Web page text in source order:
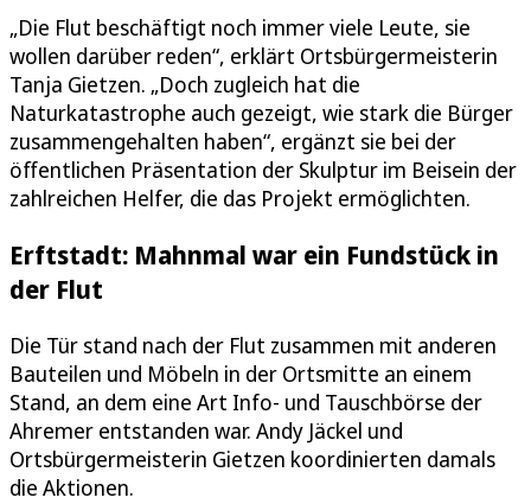
„Die Flut beschäftigt noch immer viele Leute, sie
wollen darüber reden“, erklärt Ortsbürgermeisterin
Tanja Gietzen. „Doch zugleich hat die
Naturkatastrophe auch gezeigt, wie stark die Bürger
zusammengehalten haben“, ergänzt sie bei der
öffentlichen Präsentation der Skulptur im Beisein der
zahlreichen Helfer, die das Projekt ermöglichten.
Erftstadt: Mahnmal war ein Fundstück in
der Flut
Die Tür stand nach der Flut zusammen mit anderen
Bauteilen und Möbeln in der Ortsmitte an einem
Stand, an dem eine Art Info- und Tauschbörse der
Ahremer entstanden war. Andy Jäckel und
Ortsbürgermeisterin Gietzen koordinierten damals
die Aktionen.